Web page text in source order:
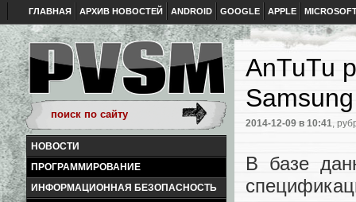
ГЛАВНАЯ АРХИВ НОВОСТЕЙ ANDROID GOOGLE APPLE
НОВОСТИ
ПРОГРАММИРОВАНИЕ
ИНФОРМАЦИОННАЯ БЕЗОПАСНОСТЬ
AnTuTu
Samsung
2014-12-09 в 10:41,
В базе